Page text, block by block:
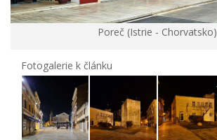
Poreč (Istrie - Chorvatsko)
Fotogalerie k článku